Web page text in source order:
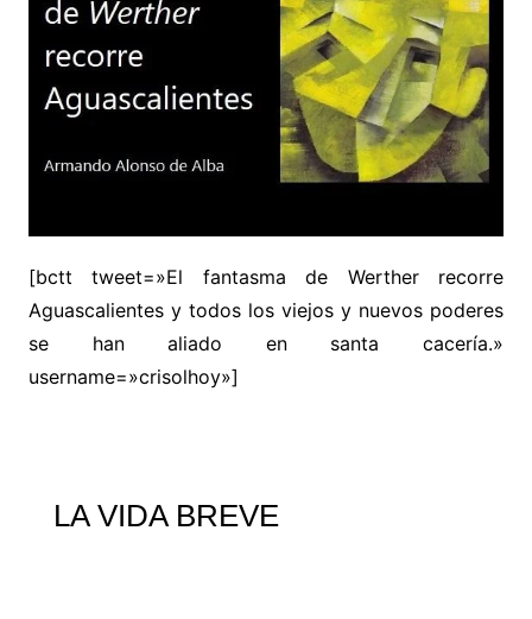
[bctt tweet=»El fantasma de Werther recorre
Aguascalientes y todos los viejos y nuevos poderes
se han aliado en santa cacería.»
username=»crisolhoy»]
LA VIDA BREVE